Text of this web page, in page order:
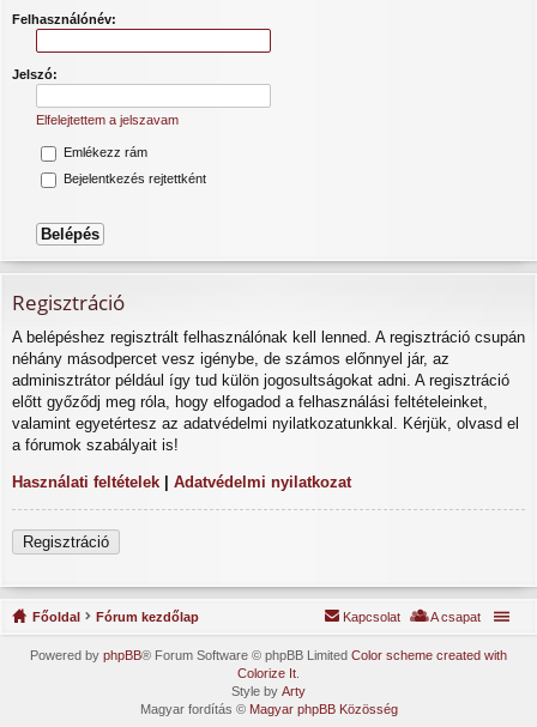
kFelhasználónév:
Jelszó:
Elfelejtettem a jelszavam
Emlékezz rám
Bejelentkezés rejtettként
Regisztráció
A belépéshez regisztrált felhasználónak kell lenned. A regisztráció csupán
néhány másodpercet vesz igénybe, de számos előnnyel jár, az
adminisztrátor például így tud külön jogosultságokat adni. A regisztráció
előtt győződj meg róla, hogy elfogadod a felhasználási feltételeinket,
valamint egyetértesz az adatvédelmi nyilatkozatunkkal. Kérjük, olvasd el
a fórumok szabályait is!
Használati feltételek | Adatvédelmi nyilatkozat
Regisztráció
Főoldal Fórum kezdőlap A csapat
Kapcsolat
Powered by phpBB® Forum Software © phpBB Limited Color scheme created with
Colorize It
Style by Arty
Magyar fordítás © Magyar phpBB Közösség